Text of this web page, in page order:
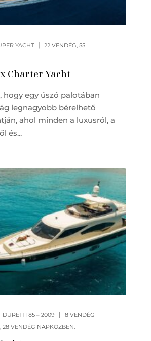
Charter Yacht
YACHT |
22 VENDÉG, 55
hogy egy úszó palotában
legnagyobb bérelhető
ahol minden a luxusról, a
és...
DURETTI 85 – 2009 |
8 VENDÉG
28 VENDÉG NAPKÖZBEN.